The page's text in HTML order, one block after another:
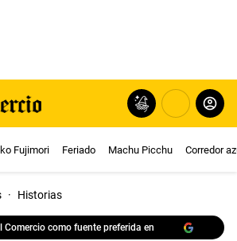
Fujimori Feriado Machu Picchu Corredor
· Historias
Comercio como fuente preferida en